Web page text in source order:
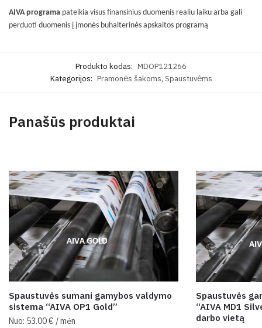
AIVA programa pateikia visus finansinius duomenis realiu laiku arba gali
perduoti duomenis į įmonės buhalterinės apskaitos programą
Produkto kodas: MDOP121266
Kategorijos: Pramonės šakoms, Spaustuvėms
Panašūs produktai
Spaustuvės sumani gamybos valdymo
sistema “AIVA OP1 Gold”
Nuo: 53.00€ / mėn
Spaustuvės
“AIVA MD1
darbo vietą